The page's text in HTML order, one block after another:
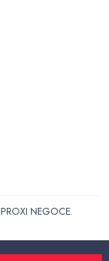
PROXI NEGOCE.